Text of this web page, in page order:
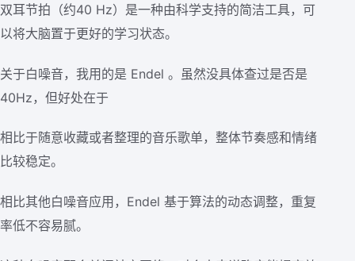
双耳节拍（约40 Hz）是一种由科学支持的简洁工具，可
以将大脑置于更好的学习状态。
关于白噪音，我用的是 Endel 。虽然没具体查过是否是
40Hz，但好处在于
相比于随意收藏或者整理的音乐歌单，整体节奏感和情绪
比较稳定。
相比其他白噪音应用，Endel 基于算法的动态调整，重复
率低不容易腻。